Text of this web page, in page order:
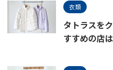
衣類
タトラスを
すすめの店